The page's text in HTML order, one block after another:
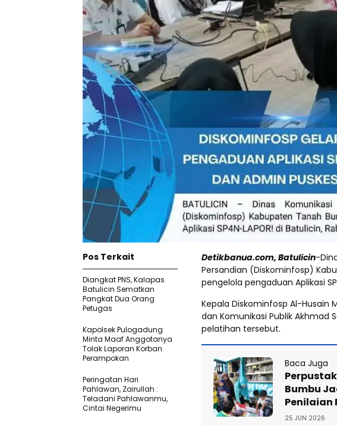
Detikbanua.com, Batulicin-
Persandian (Diskominfosp)
pengelola pengaduan Aplikasi
Kepala Diskominfosp Al-Husain
dan Komunikasi Publik Akhmad
pelatihan tersebut.
Baca Juga
Bumbu
Penilaian
25 JUN 2026
Pos Terkait
Diangkat PNS, Kalapas
Batulicin Sematkan
Pangkat Dua Orang
Petugas
Kapolsek Pulogadung
Minta Maaf Anggotanya
Tolak Laporan Korban
Perampokan
Peringatan Hari
Pahlawan, Zairullah :
Teladani Pahlawanmu,
Cintai Negerimu